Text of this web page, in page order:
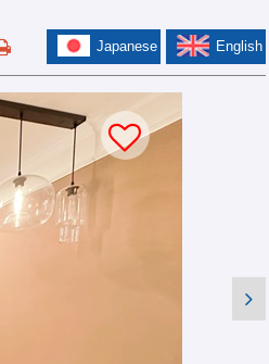
English
Japanese